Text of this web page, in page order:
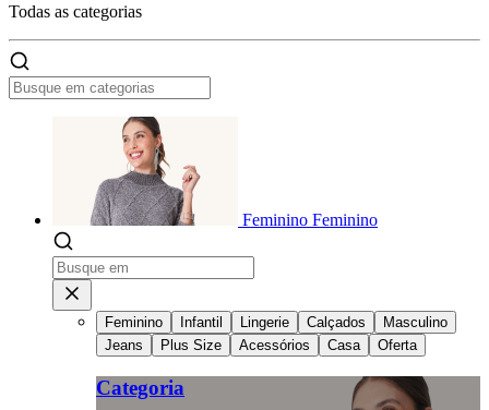
Todas as categorias
Feminino Feminino
Feminino Infantil Lingerie Calçados
Masculino
Jeans
Plus Size Acessórios Casa Oferta
Categoria